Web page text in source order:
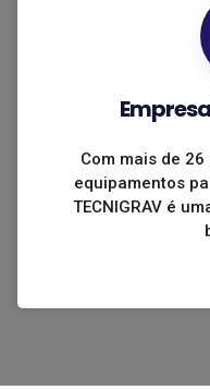
Com mais de
equipamentos
TECNIGRAV é